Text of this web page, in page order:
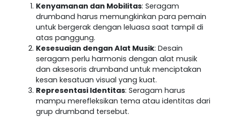
Kenyamanan dan Mobilitas: Seragam
drumband harus memungkinkan para pemain
untuk bergerak dengan leluasa saat tampil di
atas panggung.
Kesesuaian dengan Alat Musik: Desain
seragam perlu harmonis dengan alat musik
dan aksesoris drumband untuk menciptakan
kesan kesatuan visual yang kuat.
Representasi Identitas: Seragam harus
mampu merefleksikan tema atau identitas dari
grup drumband tersebut.